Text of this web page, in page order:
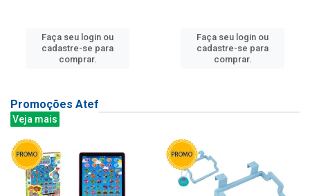
Faça seu login ou
cadastre-se para
comprar.
Faça seu login ou
cadastre-se para
comprar.
Promoções Atef
Veja mais